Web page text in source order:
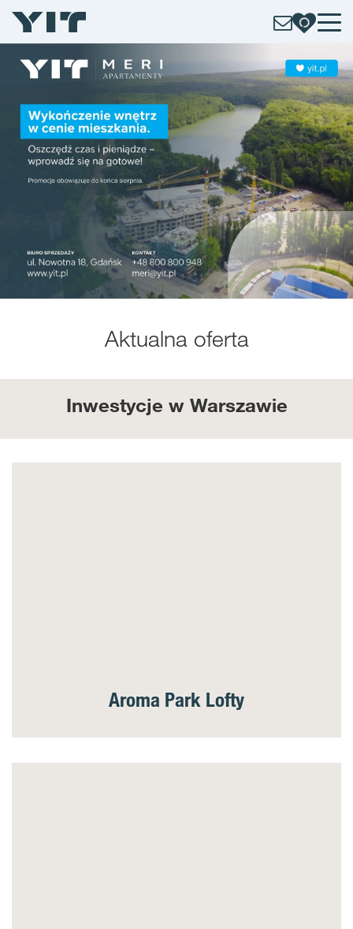
Aktualna oferta
Inwestycje w Warszawie
Aroma Park Lofty